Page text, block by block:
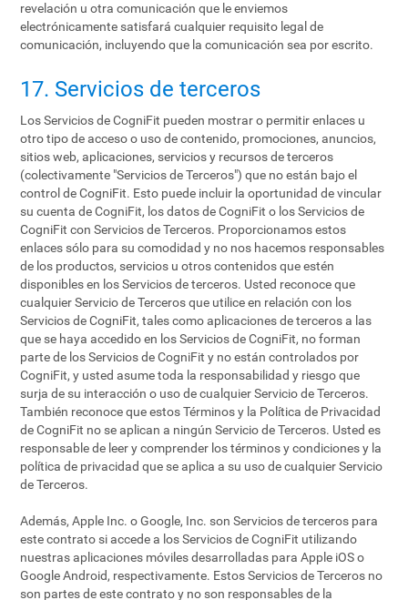
revelación u otra comunicación que le enviemos
electrónicamente satisfará cualquier requisito legal de
comunicación, incluyendo que la comunicación sea por escrito.
17. Servicios de terceros
Los Servicios de CogniFit pueden mostrar o permitir enlaces u
otro tipo de acceso o uso de contenido, promociones, anuncios,
sitios web, aplicaciones, servicios y recursos de terceros
(colectivamente "Servicios de Terceros") que no están bajo el
control de CogniFit. Esto puede incluir la oportunidad de vincular
su cuenta de CogniFit, los datos de CogniFit o los Servicios de
CogniFit con Servicios de Terceros. Proporcionamos estos
enlaces sólo para su comodidad y no nos hacemos responsables
de los productos, servicios u otros contenidos que estén
disponibles en los Servicios de terceros. Usted reconoce que
cualquier Servicio de Terceros que utilice en relación con los
Servicios de CogniFit, tales como aplicaciones de terceros a las
que se haya accedido en los Servicios de CogniFit, no forman
parte de los Servicios de CogniFit y no están controlados por
CogniFit, y usted asume toda la responsabilidad y riesgo que
surja de su interacción o uso de cualquier Servicio de Terceros.
También reconoce que estos Términos y la Política de Privacidad
de CogniFit no se aplican a ningún Servicio de Terceros. Usted es
responsable de leer y comprender los términos y condiciones y la
política de privacidad que se aplica a su uso de cualquier Servicio
de Terceros.
Además, Apple Inc. o Google, Inc. son Servicios de terceros para
este contrato si accede a los Servicios de CogniFit utilizando
nuestras aplicaciones móviles desarrolladas para Apple iOS o
Google Android, respectivamente. Estos Servicios de Terceros no
son partes de este contrato y no son responsables de la